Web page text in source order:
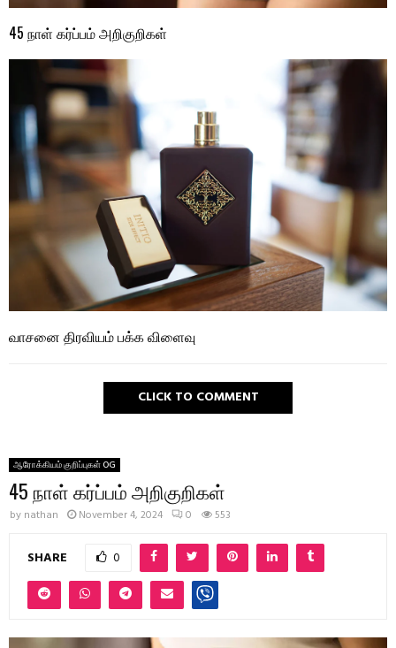
45 நாள் கர்ப்பம் அறிகுறிகள்
வாசனை திரவியம் பக்க விளைவு
CLICK TO COMMENT
ஆரோக்கியம் குறிப்புகள் OG
45 நாள் கர்ப்பம் அறிகுறிகள்
by nathan November 4, 2024 0 553
SHARE 0